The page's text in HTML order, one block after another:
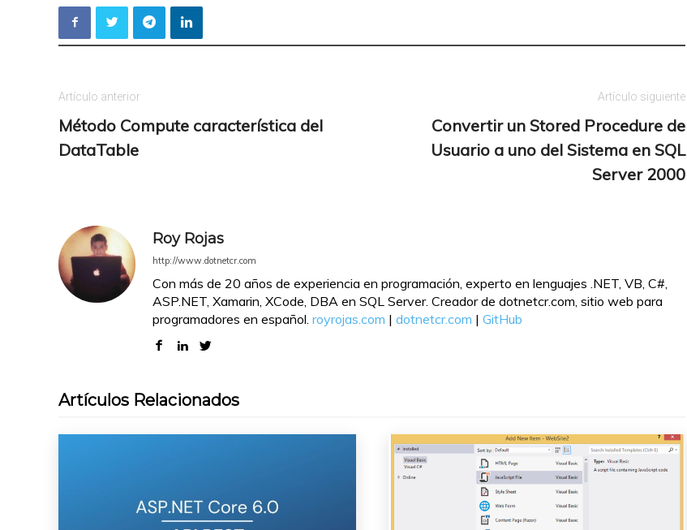
Artículo anterior
Método Compute característica del
DataTable
Artículo siguiente
Convertir un Stored Procedure de
Usuario a uno del Sistema en SQL
Server 2000
Roy Rojas
http://www.dotnetcr.com
Con más de 20 años de experiencia en programación, experto en lenguajes .NET, VB, C#,
ASP.NET, Xamarin, XCode, DBA en SQL Server. Creador de dotnetcr.com, sitio web para
programadores en español. royrojas.com | dotnetcr.com | GitHub
Artículos Relacionados